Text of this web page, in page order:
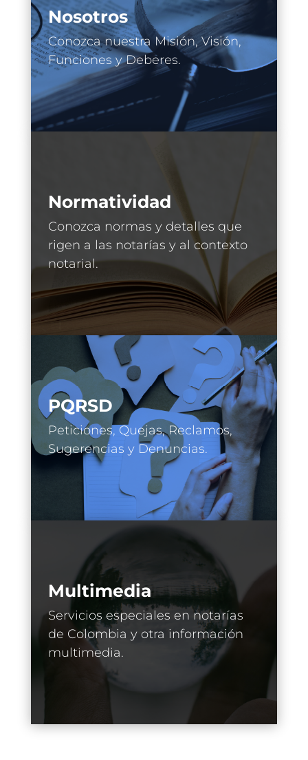
Nosotros
Conozca nuestra Misión, Visión,
Funciones y Deberes.
Normatividad
Conozca normas y detalles que
rigen a las notarías y al contexto
notarial.
PQRSD
Peticiones, Quejas, Reclamos,
Sugerencias y Denuncias.
Multimedia
Servicios especiales en notarías
de Colombia y otra información
multimedia.